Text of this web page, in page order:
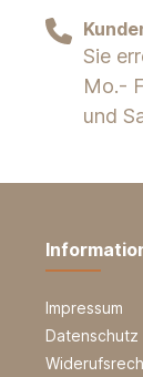
Sie
Mo.-
und
Impressum
Datenschutz